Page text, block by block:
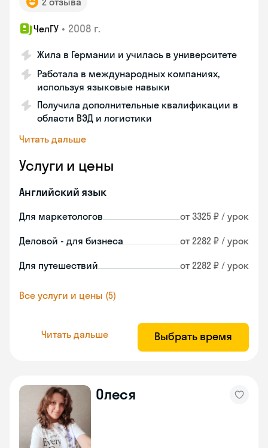
ЧелГУ • 2008 г.
Жила в Германии и училась в университете
Работала в международных компаниях,
используя языковые навыки
Получила дополнительные квалификации в
области ВЭД и логистики
Читать дальше
Услуги и цены
Английский язык
Для маркетологов от 3325 ₽ / урок
Деловой - для бизнеса от 2282 ₽ / урок
Для путешествий от 2282 ₽ / урок
Все услуги и цены (5)
Читать дальше Выбрать время
Олеся